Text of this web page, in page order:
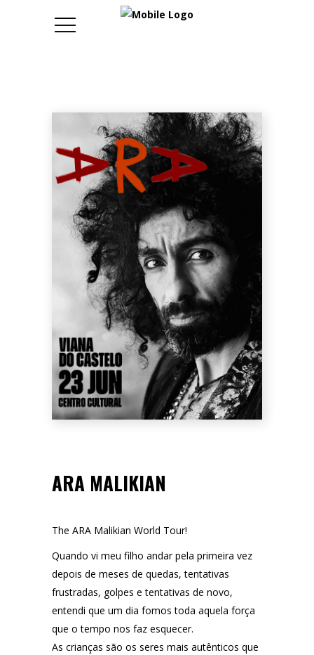
ARA MALIKIAN
The ARA Malikian World Tour!
Quando vi meu filho andar pela primeira vez
depois de meses de quedas, tentativas
frustradas, golpes e tentativas de novo,
entendi que um dia fomos toda aquela força
que o tempo nos faz esquecer.
As crianças são os seres mais autênticos que